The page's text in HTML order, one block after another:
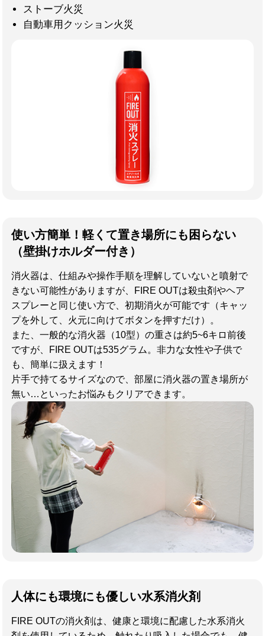
ストーブ火災
自動車用クッション火災
使い方簡単！軽くて置き場所にも困らない
（壁掛けホルダー付き）
消火器は、仕組みや操作手順を理解していないと噴射で
きない可能性がありますが、FIRE OUTは殺虫剤やヘア
スプレーと同じ使い方で、初期消火が可能です（キャッ
プを外して、火元に向けてボタンを押すだけ）。
また、一般的な消火器（10型）の重さは約5~6キロ前後
ですが、FIRE OUTは535グラム。非力な女性や子供で
も、簡単に扱えます！
片手で持てるサイズなので、部屋に消火器の置き場所が
無い…といったお悩みもクリアできます。
人体にも環境にも優しい水系消火剤
FIRE OUTの消火剤は、健康と環境に配慮した水系消火